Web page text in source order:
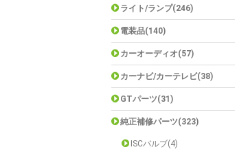
ライト/ランプ(246)
電装品(140)
カーオーディオ(57)
カーナビ/カーテレビ(38)
GTパーツ(31)
純正補修パーツ(323)
ISCバルブ(4)